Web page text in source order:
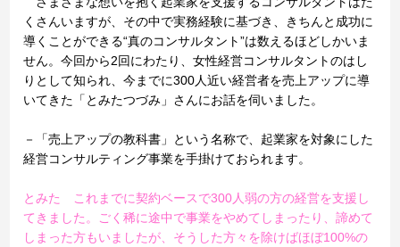
くさんいますが、その中で実務経験に基づき、きちんと成功に
導くことができる“真のコンサルタント”は数えるほどしかいま
せん。今回から2回にわたり、女性経営コンサルタントのはし
りとして知られ、今までに300人近い経営者を売上アップに導
いてきた「とみたつづみ」さんにお話を伺いました。
－「売上アップの教科書」という名称で、起業家を対象にした
経営コンサルティング事業を手掛けておられます。
とみた これまでに契約ベースで300人弱の方の経営を支援し
てきました。ごく稀に途中で事業をやめてしまったり、諦めて
しまった方もいましたが、そうした方々を除けばほぼ100%の